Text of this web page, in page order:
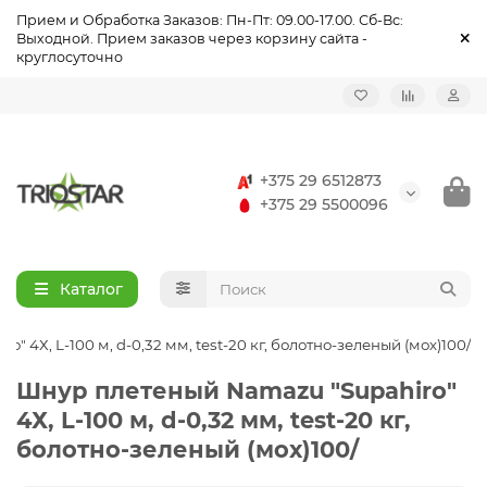
Прием и Обработка Заказов: Пн-Пт: 09.00-17.00. Сб-Вс:
Выходной. Прием заказов через корзину сайта -
круглосуточно
+375 29 6512873
+375 29 5500096
Катушки
Приманки
Оснастка
Садки, подсаки
Зимняя рыбалка
Зимние катушки
Зимние приманки
Зимняя оснастка
Зимний инструмент
Столы, стулья туристические
Спасательные, страховочные и рыбацкие жилеты
Солнцезащитные и поляризационные очки
Рюкзаки, сумки, косметички
Одежда утепленная
Термобелье
Аксессуары
Спецодежда
Спецодежда утеплённая
Обувь утеплённая
Спецобувь
Спецобувь утеплённая
Каталог
4Х, L-100 м, d-0,32 мм, test-20 кг, болотно-зеленый (мох)100/
Шнур плетеный Namazu "Supahiro"
4Х, L-100 м, d-0,32 мм, test-20 кг,
болотно-зеленый (мох)100/